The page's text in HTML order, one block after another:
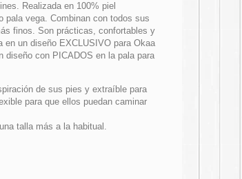
Realizada en 100% piel
pala vega. Combinan con todos sus
finos. Son prácticas, confortables y
un diseño EXCLUSIVO para Okaa
diseño con PICADOS en la pala para
de sus pies y extraíble para
para que ellos puedan caminar
talla más a la habitual.